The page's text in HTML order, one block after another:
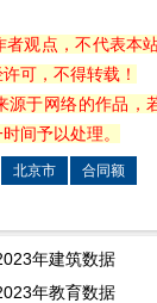
观点，不代表本
可，不得转载！
于网络的作品，
间予以处理。
北京市 合同额
年建筑数据
年教育数据